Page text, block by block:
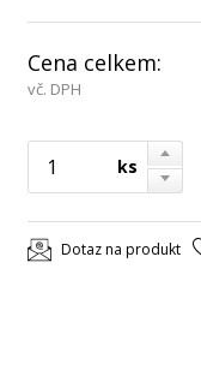
Cena celkem:
vč. DPH
ks
Dotaz na produkt